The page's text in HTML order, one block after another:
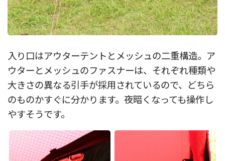
入り口はアウターテントとメッシュの二重構造。ア
ウターとメッシュのファスナーは、それぞれ種類や
大きさの異なる引手が採用されているので、どちら
のものかすぐに分かります。夜暗くなっても操作し
やすそうです。